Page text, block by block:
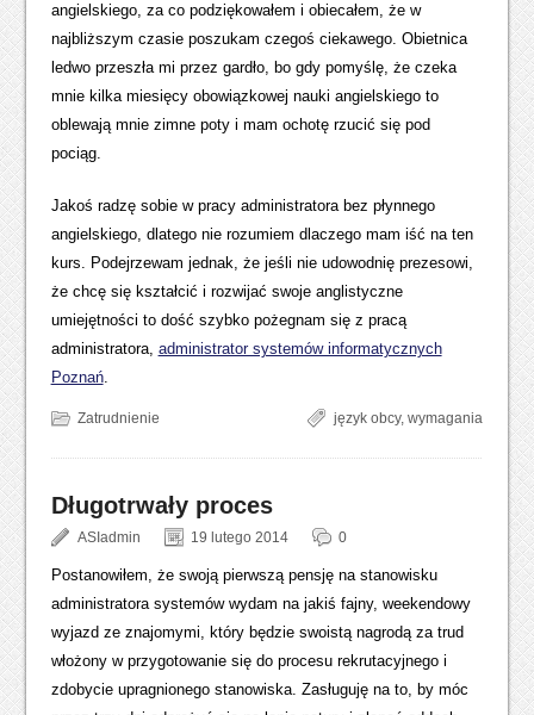
angielskiego, za co podziękowałem i obiecałem, że w
najbliższym czasie poszukam czegoś ciekawego. Obietnica
ledwo przeszła mi przez gardło, bo gdy pomyślę, że czeka
mnie kilka miesięcy obowiązkowej nauki angielskiego to
oblewają mnie zimne poty i mam ochotę rzucić się pod
pociąg.
Jakoś radzę sobie w pracy administratora bez płynnego
angielskiego, dlatego nie rozumiem dlaczego mam iść na ten
kurs. Podejrzewam jednak, że jeśli nie udowodnię prezesowi,
że chcę się kształcić i rozwijać swoje anglistyczne
umiejętności to dość szybko pożegnam się z pracą
administratora, administrator systemów informatycznych
Poznań.
Zatrudnienie język obcy,wymagania
Długotrwały proces
ASIadmin 19 lutego 2014 0
Postanowiłem, że swoją pierwszą pensję na stanowisku
administratora systemów wydam na jakiś fajny, weekendowy
wyjazd ze znajomymi, który będzie swoistą nagrodą za trud
włożony w przygotowanie się do procesu rekrutacyjnego i
zdobycie upragnionego stanowiska. Zasługuję na to, by móc